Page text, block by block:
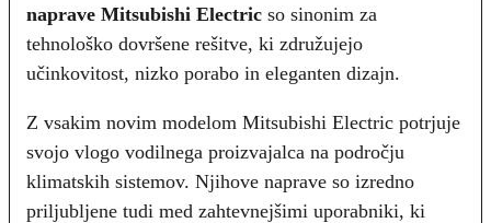
naprave Mitsubishi Electric so sinonim za
tehnološko dovršene rešitve, ki združujejo
učinkovitost, nizko porabo in eleganten dizajn.
Z vsakim novim modelom Mitsubishi Electric potrjuje
svojo vlogo vodilnega proizvajalca na področju
klimatskih sistemov. Njihove naprave so izredno
priljubljene tudi med zahtevnejšimi uporabniki, ki